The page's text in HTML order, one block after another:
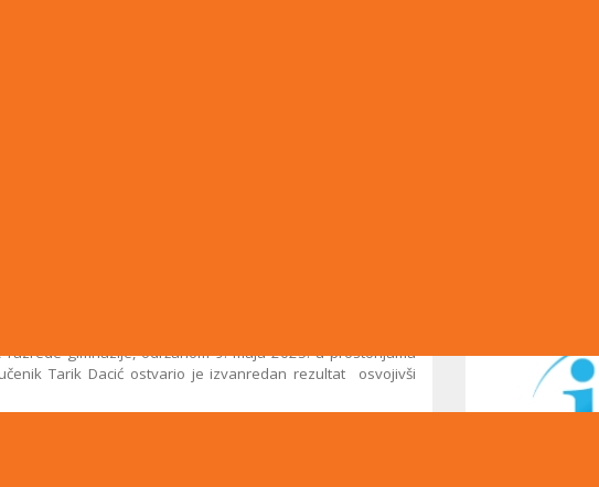
gimnazije, održanom 9. maja 2025. u prostorijama
Tarik Dacić ostvario je izvanredan rezultat osvojivši
su učenici imali tokom prethodnih sedmica. Našu školu